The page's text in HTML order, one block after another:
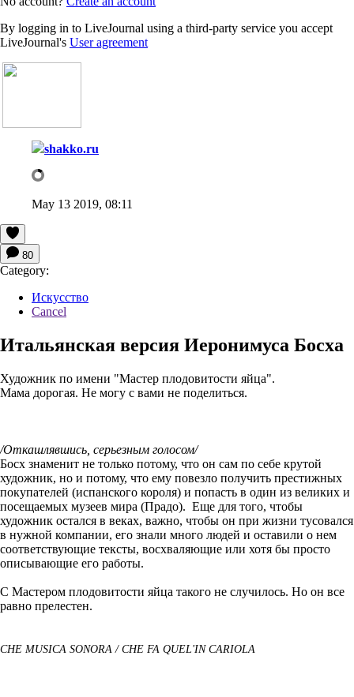
By logging in to LiveJournal using a third-party service you accept
LiveJournal's User agreement
shakko.ru
May 13 2019, 08:11
80
Category:
Искусство
Cancel
Итальянская версия Иеронимуса Босха
Художник по имени "Мастер плодовитости яйца".
Мама дорогая. Не могу с вами не поделиться.
/Откашлявшись, серьезным голосом/
Босх знаменит не только потому, что он сам по себе крутой
художник, но и потому, что ему повезло получить престижных
покупателей (испанского короля) и попасть в один из великих и
посещаемых музеев мира (Прадо). Еще для того, чтобы
художник остался в веках, важно, чтобы он при жизни тусовался
в нужной компании, его знали много людей и оставили о нем
соответствующие тексты, восхваляющие или хотя бы просто
описывающие его работы.
С Мастером плодовитости яйца такого не случилось. Но он все
равно прелестен.
CHE MUSICA SONORA / CHE FA QUEL'IN CARIOLA